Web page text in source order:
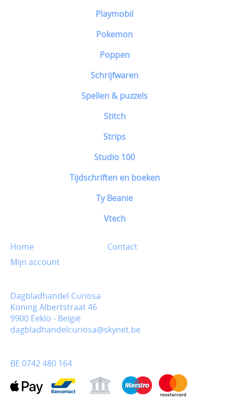
Playmobil
Pokemon
Poppen
Schrijfwaren
Spellen & puzzels
Stitch
Strips
Studio 100
Tijdschriften en boeken
Ty Beanie
Vtech
Home
Contact
Mijn account
Dagbladhandel Curiosa
Koning Albertstraat 46
9900 Eeklo - België
dagbladhandelcuriosa@skynet.be
BE 0742 480 164